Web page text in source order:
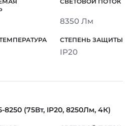
8350 Лм
IP20
8250 (75Вт, IP20, 8250Лм, 4К)